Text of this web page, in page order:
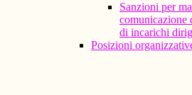
Sanzioni per
comunicazione
di incarichi
Posizioni